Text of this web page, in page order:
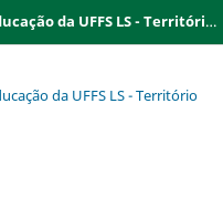
Congresso Internacional de Educação da UFFS LS - Território Cantuquiriguaçu (CANTU)
da UFFS LS - Território